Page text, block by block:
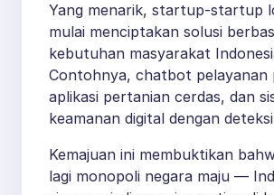
Yang menarik, startup-startup
mulai menciptakan solusi
kebutuhan masyarakat
Contohnya, chatbot pelayanan
aplikasi pertanian cerdas, dan
keamanan digital dengan
Kemajuan ini membuktikan
lagi monopoli negara maju —